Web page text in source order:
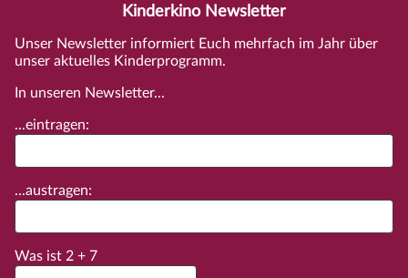
Kinderkino Newsletter
Unser Newsletter informiert Euch mehrfach im Jahr über
unser aktuelles Kinderprogramm.
In unseren Newsletter...
...eintragen:
...austragen:
Was ist 2 + 7